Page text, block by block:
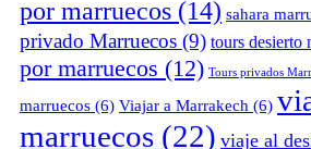
por marruecos (14) sahara
privado Marruecos (9) tours desierto
por marruecos (12) Tours privados
marruecos (6) Viajar a Marrakech (6)
marruecos (22) viaje al